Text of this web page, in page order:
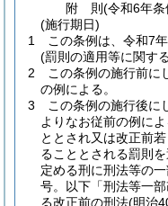
附 則(令和6年条
(施行期日)
1
この条例は、令和7
(罰則の適用等に関す
2
この条例の施行前に
の例による。
3
この条例の施行後に
よりなお従前の例に
ととされ又は改正前
ることとされる罰則
定める刑に刑法等の
号。以下「刑法等一
る改正前の刑法(明治